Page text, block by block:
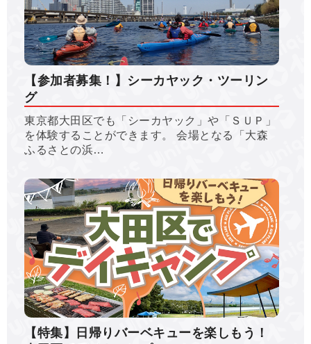
【参加者募集！】シーカヤック・ツーリン
グ
東京都大田区でも「シーカヤック」や「ＳＵＰ」
を体験することができます。 会場となる「大森
ふるさとの浜…
【特集】日帰りバーベキューを楽しもう！